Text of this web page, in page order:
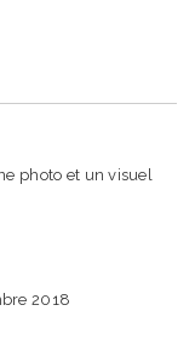
photo et un visuel
2018